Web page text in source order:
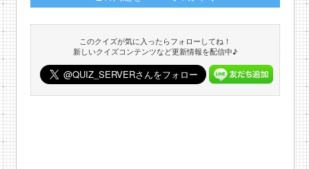
このクイズが気に入ったらフォローしてね！
新しいクイズコンテンツなど更新情報を配信中♪